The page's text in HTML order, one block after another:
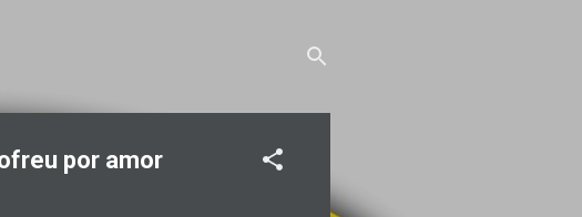
por amor